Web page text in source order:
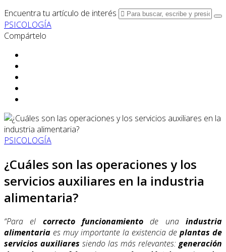
Encuentra tu artículo de interés
PSICOLOGÍA
Compártelo
PSICOLOGÍA
¿Cuáles son las operaciones y los
servicios auxiliares en la industria
alimentaria?
“Para el correcto funcionamiento de unaindustria
alimentaria es muy importante la existencia de plantas de
servicios auxiliares siendo las más relevantes: generación